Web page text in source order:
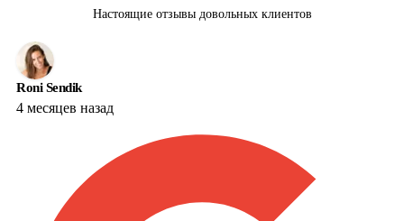
Настоящие отзывы довольных клиентов
Roni Sendik
4 месяцев назад